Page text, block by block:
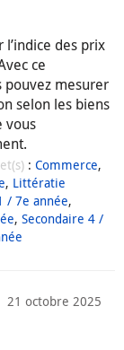
l’indice des prix
ce
pouvez mesurer
selon les biens
vous
:Commerce,
, Littératie
/ 7e année,
, Secondaire 4 /
21 octobre 2025